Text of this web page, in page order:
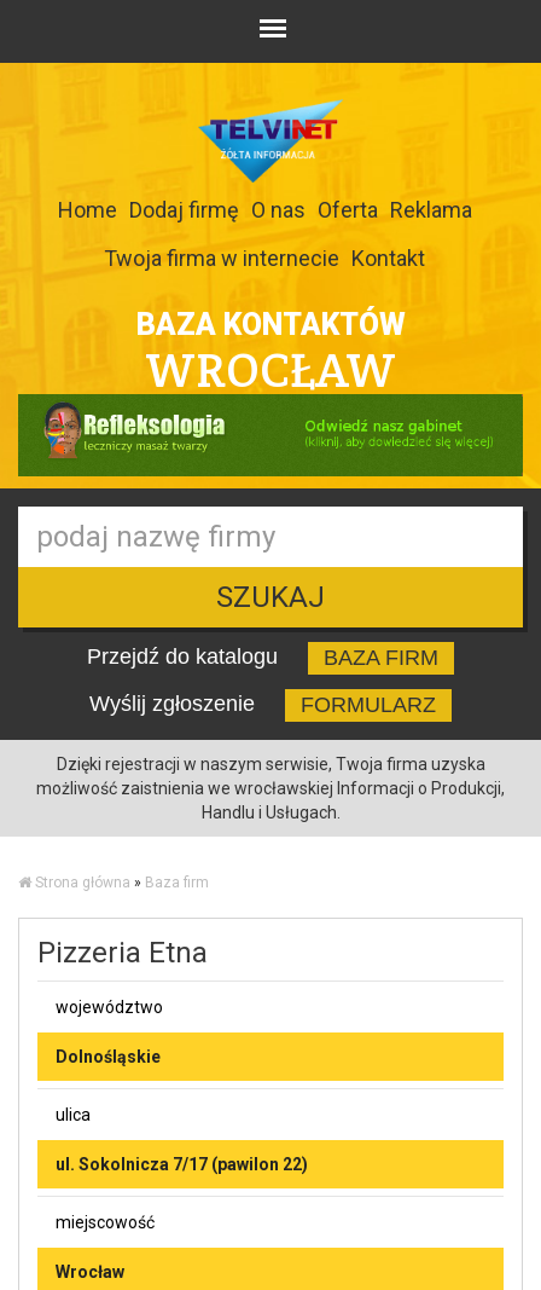
Home Dodaj firmę O nas Oferta Reklama
Twoja firma w internecie Kontakt
BAZA KONTAKTÓW
WROCŁAW
SZUKAJ
Przejdź do katalogu
BAZA FIRM
Wyślij zgłoszenie
FORMULARZ
Dzięki rejestracji w naszym serwisie, Twoja firma uzyska
możliwość zaistnienia we wrocławskiej Informacji o Produkcji,
Handlu i Usługach.
Strona główna » Baza firm
Pizzeria Etna
województwo
Dolnośląskie
ulica
ul. Sokolnicza 7/17 (pawilon 22)
miejscowość
Wrocław